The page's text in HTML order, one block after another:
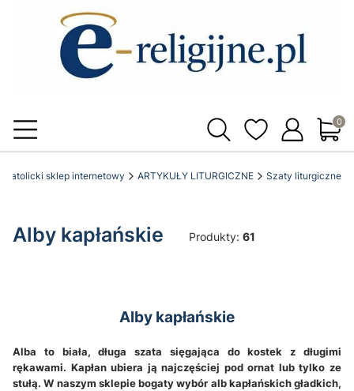
katolicki sklep internetowy ARTYKUŁY LITURGICZNE Szaty liturgiczne
Alby kapłańskie Produkty: 61
Alby kapłańskie
Alba to biała, długa szata sięgająca do kostek z długimi
rękawami. Kapłan ubiera ją najczęściej pod ornat lub tylko ze
stułą. W naszym sklepie bogaty wybór alb kapłańskich gładkich,